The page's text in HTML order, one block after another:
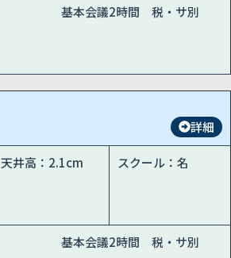
基本会議2時間 税・サ別
詳細
天井高：2.1cm スクール：名
基本会議2時間 税・サ別